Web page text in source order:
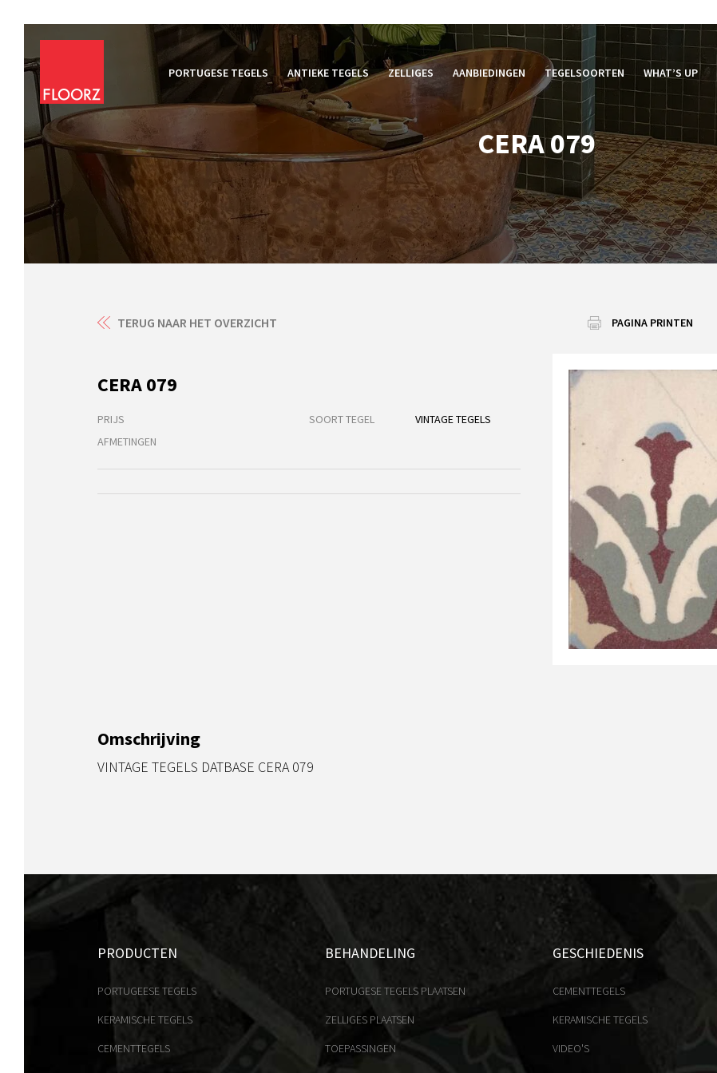
PORTUGESE TEGELS ANTIEKE TEGELS ZELLIGES AANBIEDINGEN TEGELSOORTEN WHAT’S UP
CERA 079
TERUG NAAR HET OVERZICHT PAGINA PRINTEN
CERA 079
PRIJS SOORT TEGEL
VINTAGE TEGELS
AFMETINGEN
Omschrijving
VINTAGE TEGELS DATBASE CERA 079
PRODUCTEN
PORTUGEESE TEGELS
KERAMISCHE TEGELS
CEMENTTEGELS
BEHANDELING
PORTUGESE TEGELS PLAATSEN
ZELLIGES PLAATSEN
TOEPASSINGEN
GESCHIEDENIS
CEMENTTEGELS
KERAMISCHE TEGELS
VIDEO'S